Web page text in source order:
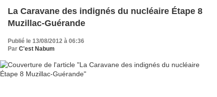
La Caravane des indignés du nucléaire Étape 8
Muzillac-Guérande
Publié le 13/08/2012 à 06:36
Par C'est Nabum